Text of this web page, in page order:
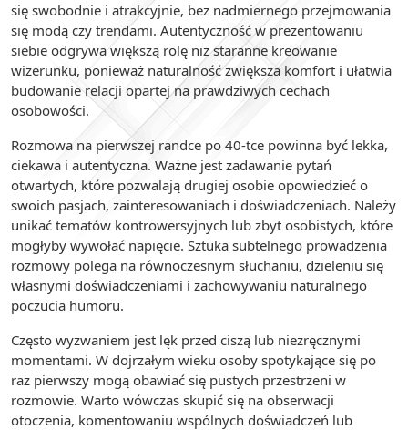
się swobodnie i atrakcyjnie, bez nadmiernego przejmowania
się modą czy trendami. Autentyczność w prezentowaniu
siebie odgrywa większą rolę niż staranne kreowanie
wizerunku, ponieważ naturalność zwiększa komfort i ułatwia
budowanie relacji opartej na prawdziwych cechach
osobowości.
Rozmowa na pierwszej randce po 40-tce powinna być lekka,
ciekawa i autentyczna. Ważne jest zadawanie pytań
otwartych, które pozwalają drugiej osobie opowiedzieć o
swoich pasjach, zainteresowaniach i doświadczeniach. Należy
unikać tematów kontrowersyjnych lub zbyt osobistych, które
mogłyby wywołać napięcie. Sztuka subtelnego prowadzenia
rozmowy polega na równoczesnym słuchaniu, dzieleniu się
własnymi doświadczeniami i zachowywaniu naturalnego
poczucia humoru.
Często wyzwaniem jest lęk przed ciszą lub niezręcznymi
momentami. W dojrzałym wieku osoby spotykające się po
raz pierwszy mogą obawiać się pustych przestrzeni w
rozmowie. Warto wówczas skupić się na obserwacji
otoczenia, komentowaniu wspólnych doświadczeń lub